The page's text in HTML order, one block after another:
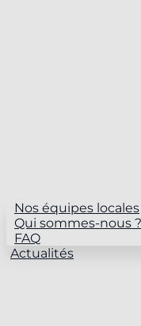
Nos équipes locales
Qui sommes-nous ?
FAQ
Actualités